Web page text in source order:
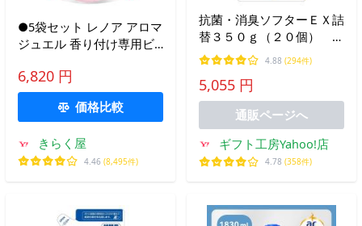
●5袋セット レノア アロマ
ジュエル 香り付け専用ビ
&amp;フローラル つめか
え 1410mL
6,820 円
価格比較
きらく屋
4.46 (8,495件)
抗菌・消臭ソフターＥＸ詰
替３５０ｇ（２０個） 送
料無料（一部地域を除く）
4.88 (294件)
5,055 円
通販ページへ
ギフト工房Yahoo!店
4.78 (358件)